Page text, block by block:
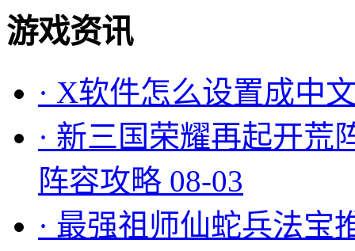
游戏资讯
· X软件怎么设置成中
· 新三国荣耀再起开荒
阵容攻略 08-03
· 最强祖师仙蛇兵法宝